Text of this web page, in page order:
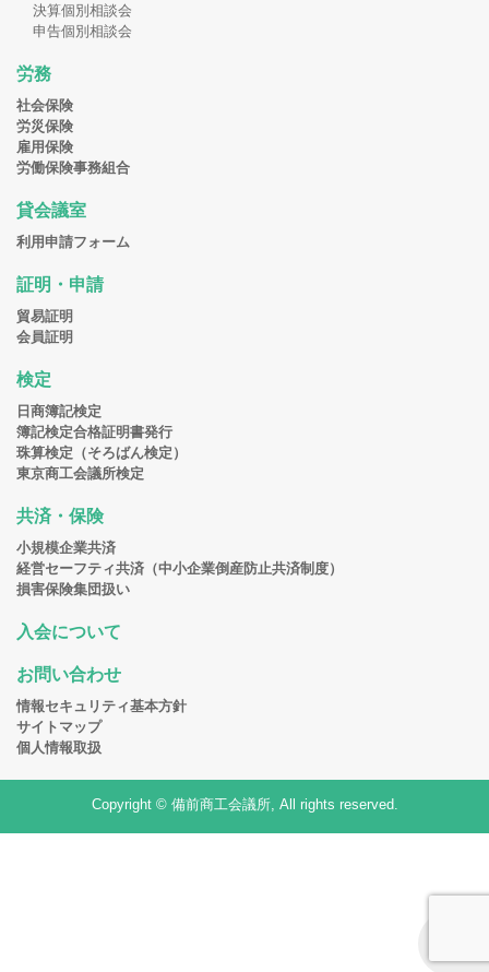
決算個別相談会
申告個別相談会
労務
社会保険
労災保険
雇用保険
労働保険事務組合
貸会議室
利用申請フォーム
証明・申請
貿易証明
会員証明
検定
日商簿記検定
簿記検定合格証明書発行
珠算検定（そろばん検定）
東京商工会議所検定
共済・保険
小規模企業共済
経営セーフティ共済（中小企業倒産防止共済制度）
損害保険集団扱い
入会について
お問い合わせ
情報セキュリティ基本方針
サイトマップ
個人情報取扱
Copyright © 備前商工会議所, All rights reserved.